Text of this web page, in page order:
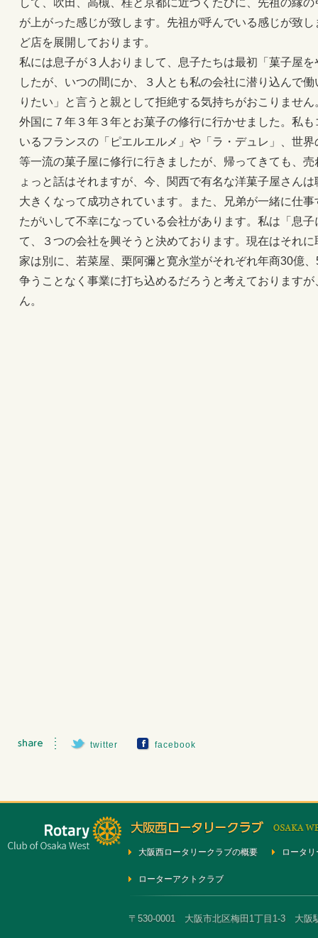
して、吹田、高槻、桂と京都に近づくたびに、先祖の縁
が上がった感じが致します。先祖が呼んでいる感じが致
ど店を展開しております。
私には息子が３人おりまして、息子たちは最初「菓子屋
したが、いつの間にか、３人とも私の会社に潜り込んで
りたい」と言うと親として拒絶する気持ちがおこりませ
外国に７年３年３年とお菓子の修行に行かせました。私
いるフランスの「ピエルエルメ」や「ラ・デュレ」、世
等一流の菓子屋に修行に行きましたが、帰ってきても、
ょっと話はそれますが、今、関西で有名な洋菓子屋さん
大きくなって成功されています。また、兄弟が一緒に仕
たがいして不幸になっている会社があります。私は「息
て、３つの会社を興そうと決めております。現在はそれ
家は別に、若菜屋、栗阿彌と寛永堂がそれぞれ年商30億
争うことなく事業に打ち込めるだろうと考えております
ん。
twitter facebook
大阪西ロータリークラブの概要 ロータ
ローターアクトクラブ
〒530-0001 大阪市北区梅田1丁目1-3 大阪